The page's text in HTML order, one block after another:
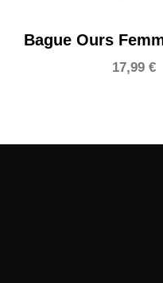
Bague Ours
17,99 €